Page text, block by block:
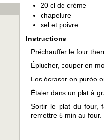
20 cl de crème
chapelure
sel et poivre
Instructions
Préchauffer le four
Éplucher, couper en
Les écraser en purée
Étaler dans un plat à
Sortir le plat du four,
remettre 5 min au four.